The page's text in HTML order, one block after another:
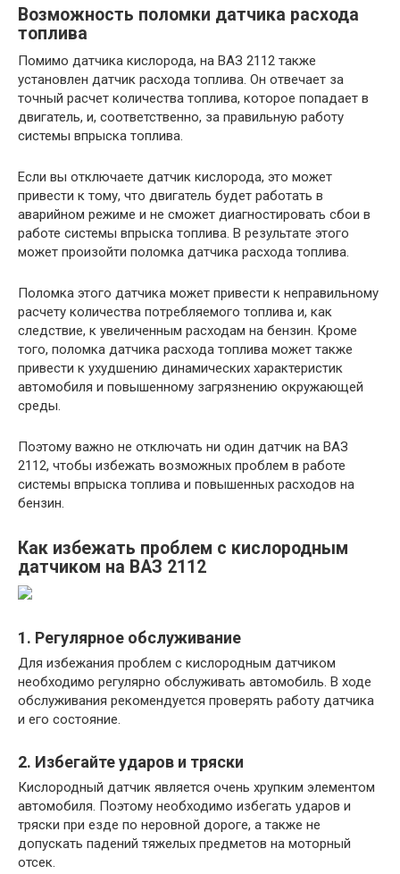
Возможность поломки датчика расхода
топлива
Помимо датчика кислорода, на ВАЗ 2112 также
установлен датчик расхода топлива. Он отвечает за
точный расчет количества топлива, которое попадает в
двигатель, и, соответственно, за правильную работу
системы впрыска топлива.
Если вы отключаете датчик кислорода, это может
привести к тому, что двигатель будет работать в
аварийном режиме и не сможет диагностировать сбои в
работе системы впрыска топлива. В результате этого
может произойти поломка датчика расхода топлива.
Поломка этого датчика может привести к неправильному
расчету количества потребляемого топлива и, как
следствие, к увеличенным расходам на бензин. Кроме
того, поломка датчика расхода топлива может также
привести к ухудшению динамических характеристик
автомобиля и повышенному загрязнению окружающей
среды.
Поэтому важно не отключать ни один датчик на ВАЗ
2112, чтобы избежать возможных проблем в работе
системы впрыска топлива и повышенных расходов на
бензин.
Как избежать проблем с кислородным
датчиком на ВАЗ 2112
1. Регулярное обслуживание
Для избежания проблем с кислородным датчиком
необходимо регулярно обслуживать автомобиль. В ходе
обслуживания рекомендуется проверять работу датчика
и его состояние.
2. Избегайте ударов и тряски
Кислородный датчик является очень хрупким элементом
автомобиля. Поэтому необходимо избегать ударов и
тряски при езде по неровной дороге, а также не
допускать падений тяжелых предметов на моторный
отсек.